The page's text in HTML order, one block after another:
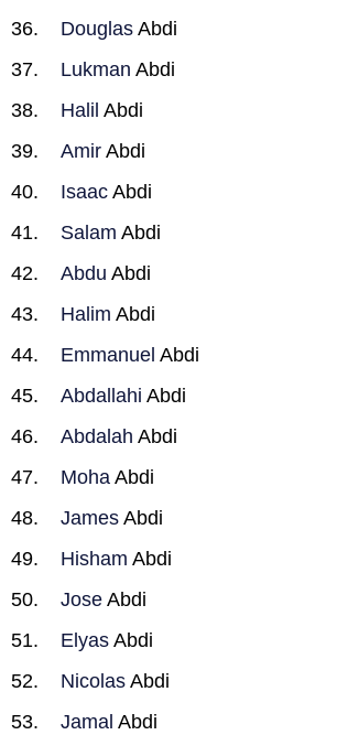
Douglas Abdi
Lukman Abdi
Halil Abdi
Amir Abdi
Isaac Abdi
Salam Abdi
Abdu Abdi
Halim Abdi
Emmanuel Abdi
Abdallahi Abdi
Abdalah Abdi
Moha Abdi
James Abdi
Hisham Abdi
Jose Abdi
Elyas Abdi
Nicolas Abdi
Jamal Abdi